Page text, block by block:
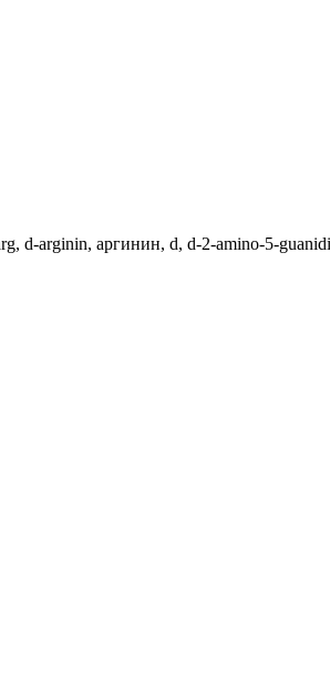
d-arginin, аргинин, d, d-2-amino-5-